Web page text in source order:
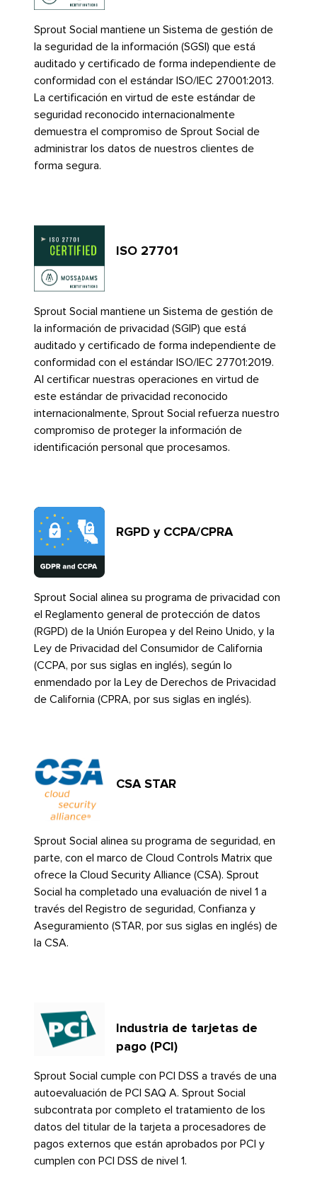
Sprout Social mantiene un Sistema de gestión de
la seguridad de la información (SGSI) que está
auditado y certificado de forma independiente de
conformidad con el estándar ISO/IEC 27001:2013.
La certificación en virtud de este estándar de
seguridad reconocido internacionalmente
demuestra el compromiso de Sprout Social de
administrar los datos de nuestros clientes de
forma segura.​​
ISO 27701​​
Sprout Social mantiene un Sistema de gestión de
la información de privacidad (SGIP) que está
auditado y certificado de forma independiente de
conformidad con el estándar ISO/IEC 27701:2019.
Al certificar nuestras operaciones en virtud de
este estándar de privacidad reconocido
internacionalmente, Sprout Social refuerza nuestro
compromiso de proteger la información de
identificación personal que procesamos.​​
RGPD y CCPA/CPRA​​
Sprout Social alinea su programa de privacidad con
el Reglamento general de protección de datos
(RGPD) de la Unión Europea y del Reino Unido, y la
Ley de Privacidad del Consumidor de California
(CCPA, por sus siglas en inglés), según lo
enmendado por la Ley de Derechos de Privacidad
de California (CPRA, por sus siglas en inglés).​​
CSA STAR​​
Sprout Social alinea su programa de seguridad, en
parte, con el marco de Cloud Controls Matrix que
ofrece la Cloud Security Alliance (CSA). Sprout
Social ha completado una evaluación de nivel 1 a
través del Registro de seguridad, Confianza y
Aseguramiento (STAR, por sus siglas en inglés) de
la CSA.​​
Industria de tarjetas de
pago (PCI)​​
Sprout Social cumple con PCI DSS a través de una
autoevaluación de PCI SAQ A. Sprout Social
subcontrata por completo el tratamiento de los
datos del titular de la tarjeta a procesadores de
pagos externos que están aprobados por PCI y
cumplen con PCI DSS de nivel 1.​​